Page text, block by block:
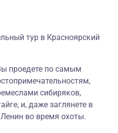
тур в Красноярский
проедете по самым
сибиряков,
и, даже заглянете в
во время охоты.